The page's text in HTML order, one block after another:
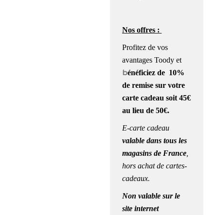
Nos offres :
Profitez de vos
avantages Toody et
bénéficiez de 10%
de remise sur votre
carte cadeau soit 45€
au lieu de 50€.
E-carte cadeau
valable dans tous les
magasins de France
hors achat de cartes-
cadeaux.
Non valable sur le
site internet